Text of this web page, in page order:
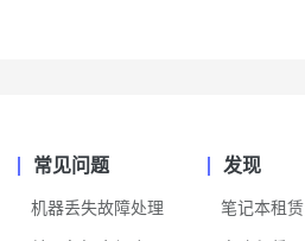
常见问题
机器丢失故障处理
发现
笔记本租赁